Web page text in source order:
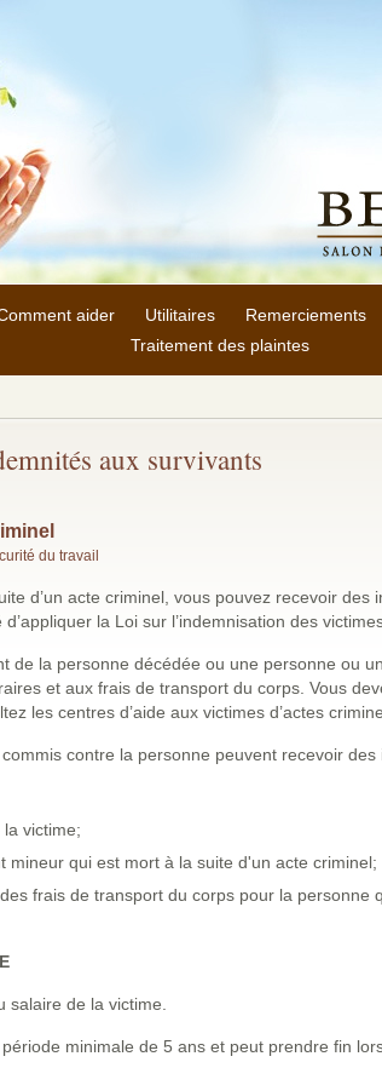
aider Utilitaires Remerciements
Traitement des plaintes
aux survivants
du travail
d’un acte criminel, vous pouvez recevoir
la Loi sur l’indemnisation des
de la personne décédée ou une personne ou
et aux frais de transport du corps. Vous
les centres d’aide aux victimes d’actes
contre la personne peuvent recevoir des
victime;
qui est mort à la suite d'un acte criminel;
frais de transport du corps pour la personne
de la victime.
minimale de 5 ans et peut prendre fin